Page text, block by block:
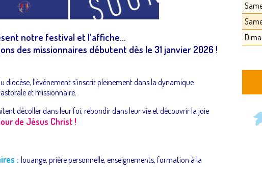
notre festival et l'affiche...
des missionnaires débutent dès le 31 janvier 2026 !
l’événement s’inscrit pleinement dans la dynamique
et missionnaire.
décoller dans leur foi, rebondir dans leur vie et découvrir la joie
de Jésus Christ !
: louange, prière personnelle, enseignements, formation à la